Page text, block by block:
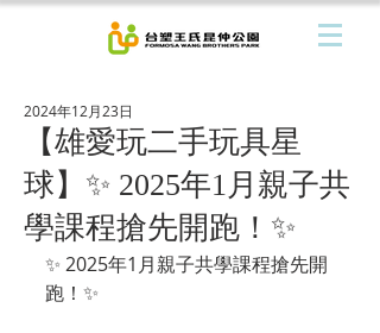
【雄愛玩二手玩具星
球】✨ 2025年1月親子共
學課程搶先開跑！✨
2024年12月23日
✨ 2025年1月親子共學課程搶先開
跑！✨